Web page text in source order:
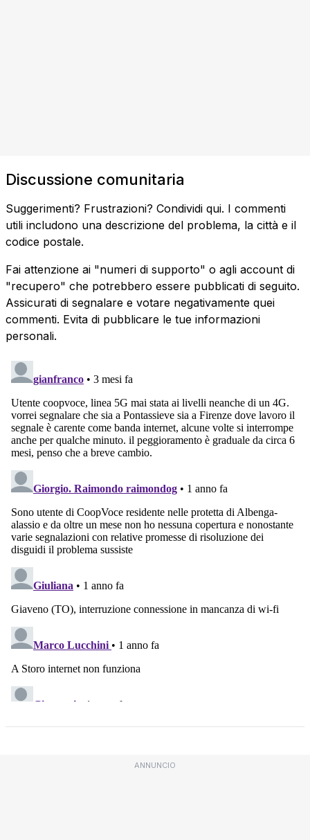
Discussione comunitaria
Suggerimenti? Frustrazioni? Condividi qui. I commenti
utili includono una descrizione del problema, la città e il
codice postale.
Fai attenzione ai "numeri di supporto" o agli account di
"recupero" che potrebbero essere pubblicati di seguito.
Assicurati di segnalare e votare negativamente quei
commenti. Evita di pubblicare le tue informazioni
personali.
ANNUNCIO